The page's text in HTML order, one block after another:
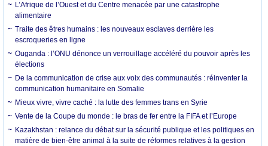
L’Afrique de l’Ouest et du Centre menacée par une catastrophe
alimentaire
Traite des êtres humains : les nouveaux esclaves derrière les
escroqueries en ligne
Ouganda : l’ONU dénonce un verrouillage accéléré du pouvoir après les
élections
De la communication de crise aux voix des communautés : réinventer la
communication humanitaire en Somalie
Mieux vivre, vivre caché : la lutte des femmes trans en Syrie
Vente de la Coupe du monde : le bras de fer entre la FIFA et l’Europe
Kazakhstan : relance du débat sur la sécurité publique et les politiques en
matière de bien-être animal à la suite de réformes relatives à la gestion